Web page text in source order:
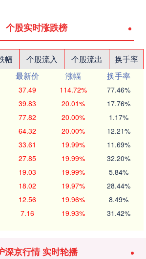
个股实时涨跌榜
幅 个股流入 个股流出
换手率
最新价 涨幅
换手率
37.49 114.72% 77.46%
39.83 20.01% 17.76%
77.82 20.00% 1.17%
64.32 20.00% 12.21%
33.61 19.99% 11.69%
27.85 19.99% 32.20%
19.03 19.99% 5.84%
18.02 19.97% 28.44%
12.56 19.96% 8.49%
7.16 19.93% 31.42%
深京行情 实时轮播